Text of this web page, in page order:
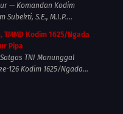
— Komandan Kodim
Subekti, S.E., M.I.P....
Kodim 1625/Ngada
Pipa
TNI Manunggal
126 Kodim 1625/Ngada...